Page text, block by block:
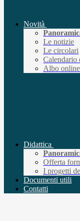
Novità
Le notizie
Le circolari
Calendario
Albo online
Didattica
Offerta
I progetti
Documenti utili
Contatti